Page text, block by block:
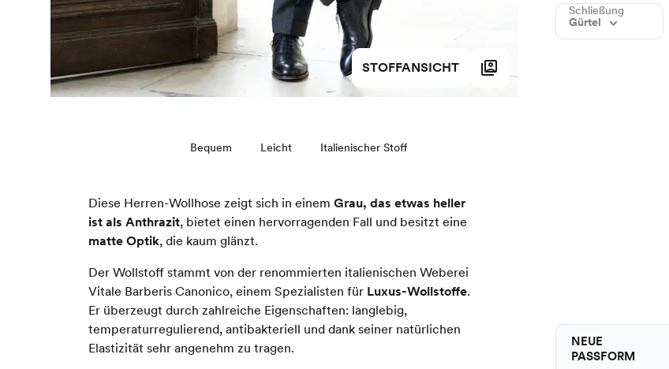
STOFFANSICHT
Bequem Leicht Italienischer Stoff
Diese Herren-Wollhose zeigt sich in einem Grau, das etwas heller
ist als Anthrazit, bietet einen hervorragenden Fall und besitzt eine
matte Optik, die kaum glänzt.
Der Wollstoff stammt von der renommierten italienischen Weberei
Vitale Barberis Canonico, einem Spezialisten für Luxus-Wollstoffe.
Er überzeugt durch zahlreiche Eigenschaften: langlebig,
temperaturregulierend, antibakteriell und dank seiner natürlichen
Elastizität sehr angenehm zu tragen.
Schließung
Gürtel
NEUE
PASSFORM